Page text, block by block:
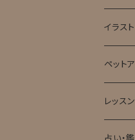
イラス
ペット
レッスン
占い・